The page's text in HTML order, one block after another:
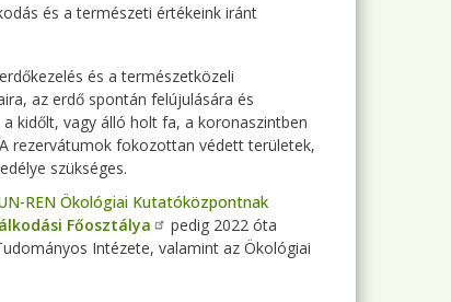
és a természeti értékeink iránt
és a természetközeli
az erdő spontán felújulására és
kidőlt, vagy álló holt fa, a koronaszintben
rezervátumok fokozottan védett területek,
szükséges.
REN Ökológiai Kutatóközpontnak
Főosztálya
pedig 2022 óta
Intézete, valamint az Ökológiai